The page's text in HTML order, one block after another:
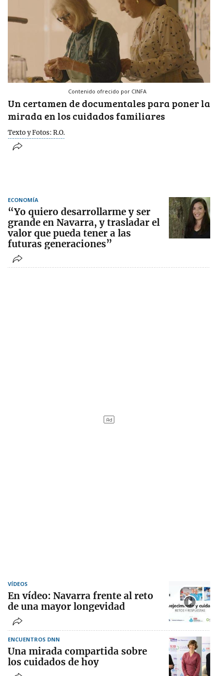
Contenido ofrecido por CINFA
Un certamen de documentales para poner la
mirada en los cuidados familiares
Texto y Fotos: R.O.
ECONOMÍA
“Yo quiero desarrollarme y ser
grande en Navarra, y trasladar el
valor que pueda tener a las
futuras generaciones”
VÍDEOS
En vídeo: Navarra frente al reto
de una mayor longevidad
ENCUENTROS DNN
Una mirada compartida sobre
los cuidados de hoy